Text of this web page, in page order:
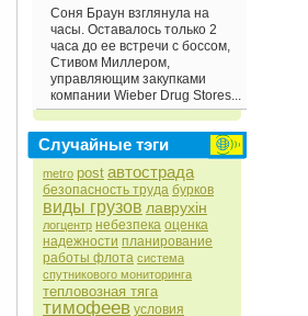
Соня Браун взглянула на
часы. Остава­лось только 2
часа до ее встречи с боссом,
Стивом Миллером,
управляющим закупками
компании Wieber Drug Stores...
Случайные тэги
metro post автострада
безопасность труда бурков
виды грузов лаврухін
логцентр небезпека оценка
надежности планирование
работы флота система
спутникового мониторинга
тепловозная тяга
тимофеев условия